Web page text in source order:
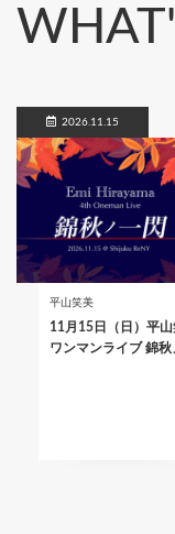
2026.11.15
平山笑美
11月15日（日）平
ワンマンライブ 錦秋